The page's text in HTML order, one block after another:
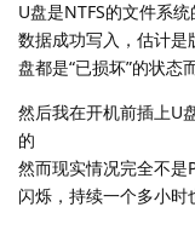
U盘是NTFS的文件系统
数据成功写入，估计
盘都是“已损坏”的状态
然后我在开机前插上U
的
然而现实情况完全不是
闪烁，持续一个多小时